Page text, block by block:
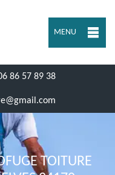
MENU
86 57 89 38
TOITURE